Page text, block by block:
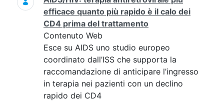
efficace quanto più rapido è il calo dei
CD4 prima del trattamento
Contenuto Web
Esce su AIDS uno studio europeo
coordinato dall’ISS che supporta la
raccomandazione di anticipare l’ingresso
in terapia nei pazienti con un declino
rapido dei CD4